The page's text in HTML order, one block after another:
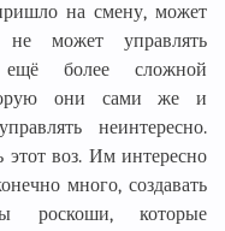
на смену, может
может управлять
ещё более сложной
они сами же и
неинтересно.
этот воз. Им интересно
много, создавать
роскоши, которые